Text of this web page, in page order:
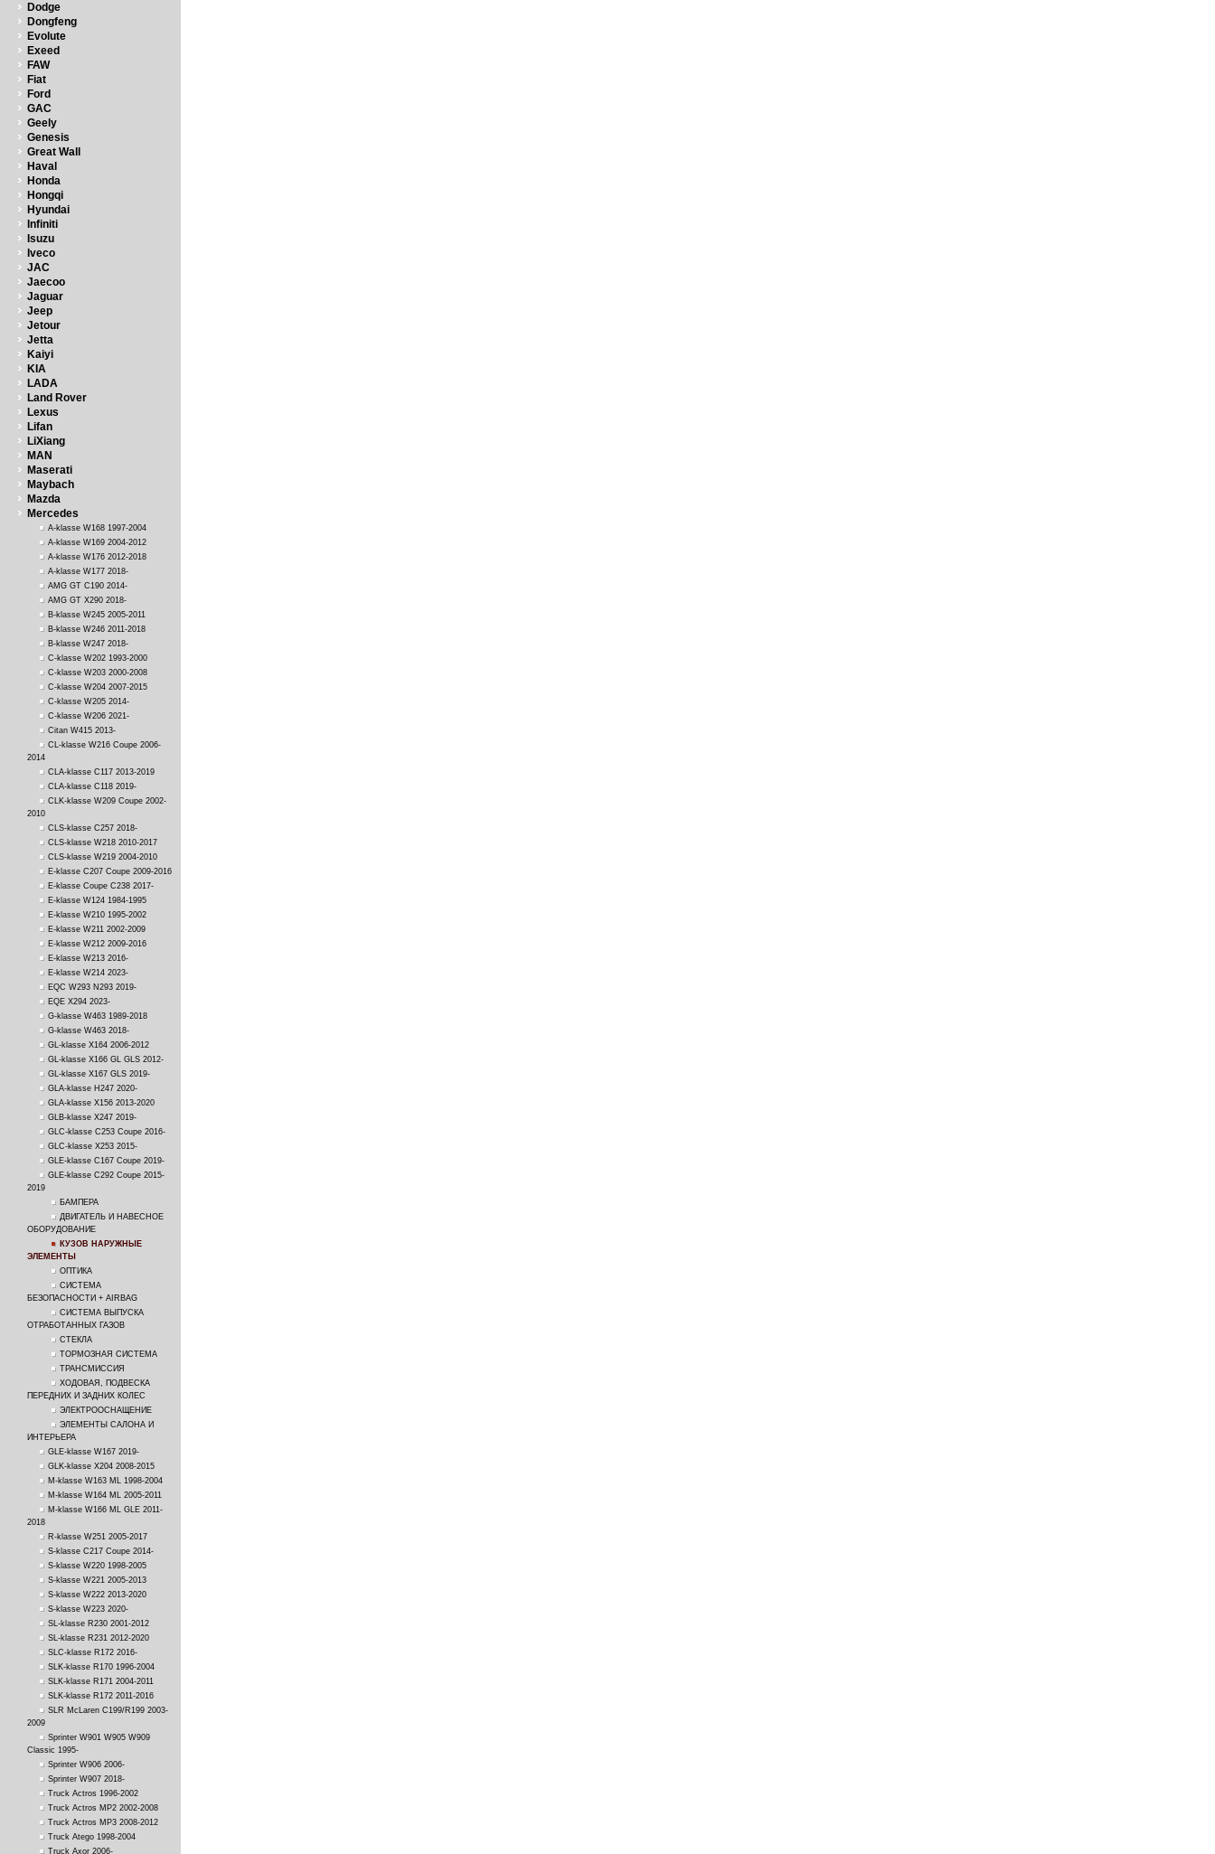
Dodge
Dongfeng
Evolute
Exeed
FAW
Fiat
Ford
GAC
Geely
Genesis
Great Wall
Haval
Honda
Hongqi
Hyundai
Infiniti
Isuzu
Iveco
JAC
Jaecoo
Jaguar
Jeep
Jetour
Jetta
Kaiyi
KIA
LADA
Land Rover
Lexus
Lifan
LiXiang
MAN
Maserati
Maybach
Mazda
Mercedes
A-klasse W168 1997-2004
A-klasse W169 2004-2012
A-klasse W176 2012-2018
A-klasse W177 2018-
AMG GT C190 2014-
AMG GT X290 2018-
B-klasse W245 2005-2011
B-klasse W246 2011-2018
B-klasse W247 2018-
C-klasse W202 1993-2000
C-klasse W203 2000-2008
C-klasse W204 2007-2015
C-klasse W205 2014-
C-klasse W206 2021-
Citan W415 2013-
CL-klasse W216 Coupe 2006-
2014
CLA-klasse C117 2013-2019
CLA-klasse C118 2019-
CLK-klasse W209 Coupe 2002-
2010
CLS-klasse C257 2018-
CLS-klasse W218 2010-2017
CLS-klasse W219 2004-2010
E-klasse C207 Coupe 2009-2016
E-klasse Coupe C238 2017-
E-klasse W124 1984-1995
E-klasse W210 1995-2002
E-klasse W211 2002-2009
E-klasse W212 2009-2016
E-klasse W213 2016-
E-klasse W214 2023-
EQC W293 N293 2019-
EQE X294 2023-
G-klasse W463 1989-2018
G-klasse W463 2018-
GL-klasse X164 2006-2012
GL-klasse X166 GL GLS 2012-
GL-klasse X167 GLS 2019-
GLA-klasse H247 2020-
GLA-klasse X156 2013-2020
GLB-klasse X247 2019-
GLC-klasse C253 Coupe 2016-
GLC-klasse X253 2015-
GLE-klasse C167 Coupe 2019-
GLE-klasse C292 Coupe 2015-
2019
БАМПЕРА
ДВИГАТЕЛЬ И НАВЕСНОЕ
ОБОРУДОВАНИЕ
КУЗОВ НАРУЖНЫЕ
ЭЛЕМЕНТЫ
ОПТИКА
СИСТЕМА
БЕЗОПАСНОСТИ + AIRBAG
СИСТЕМА ВЫПУСКА
ОТРАБОТАННЫХ ГАЗОВ
СТЕКЛА
ТОРМОЗНАЯ СИСТЕМА
ТРАНСМИССИЯ
ХОДОВАЯ, ПОДВЕСКА
ПЕРЕДНИХ И ЗАДНИХ КОЛЕС
ЭЛЕКТРООСНАЩЕНИЕ
ЭЛЕМЕНТЫ САЛОНА И
ИНТЕРЬЕРА
GLE-klasse W167 2019-
GLK-klasse X204 2008-2015
M-klasse W163 ML 1998-2004
M-klasse W164 ML 2005-2011
M-klasse W166 ML GLE 2011-
2018
R-klasse W251 2005-2017
S-klasse C217 Coupe 2014-
S-klasse W220 1998-2005
S-klasse W221 2005-2013
S-klasse W222 2013-2020
S-klasse W223 2020-
SL-klasse R230 2001-2012
SL-klasse R231 2012-2020
SLC-klasse R172 2016-
SLK-klasse R170 1996-2004
SLK-klasse R171 2004-2011
SLK-klasse R172 2011-2016
SLR McLaren C199/R199 2003-
2009
Sprinter W901 W905 W909
Classic 1995-
Sprinter W906 2006-
Sprinter W907 2018-
Truck Actros 1996-2002
Truck Actros MP2 2002-2008
Truck Actros MP3 2008-2012
Truck Atego 1998-2004
Truck Axor 2006-